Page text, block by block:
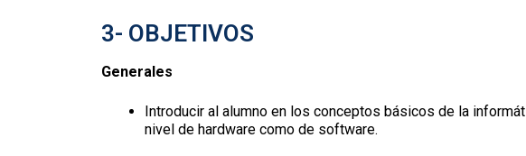
3- OBJETIVOS
Generales
Introducir al alumno en los conceptos básicos de la
nivel de hardware como de software.